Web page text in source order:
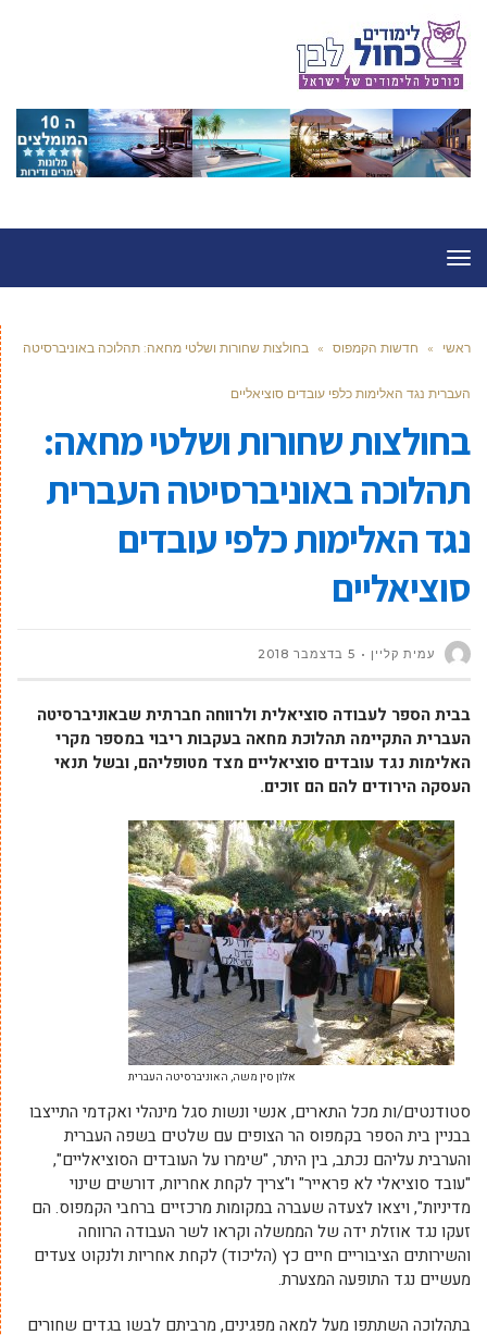
תפריט
ראשי » חדשות הקמפוס » בחולצות שחורות ושלטי מחאה: תהלוכה באוניברסיטה
העברית נגד האלימות כלפי עובדים סוציאליים
בחולצות שחורות ושלטי מחאה:
תהלוכה באוניברסיטה העברית
נגד האלימות כלפי עובדים
סוציאליים
עמית קליין 5 בדצמבר 2018
בבית הספר לעבודה סוציאלית ולרווחה חברתית שבאוניברסיטה
העברית התקיימה תהלוכת מחאה בעקבות ריבוי במספר מקרי
האלימות נגד עובדים סוציאליים מצד מטופליהם, ובשל תנאי
העסקה הירודים להם הם זוכים.
אלון סין משה, האוניברסיטה העברית
סטודנטים/ות מכל התארים, אנשי ונשות סגל מינהלי ואקדמי התייצבו
בבניין בית הספר בקמפוס הר הצופים עם שלטים בשפה העברית
והערבית עליהם נכתב, בין היתר, "שימרו על העובדים הסוציאליים",
"עובד סוציאלי לא פראייר" ו"צריך לקחת אחריות, דורשים שינוי
מדיניות", ויצאו לצעדה שעברה במקומות מרכזיים ברחבי הקמפוס. הם
זעקו נגד אוזלת ידה של הממשלה וקראו לשר העבודה הרווחה
והשירותים הציבוריים חיים כץ (הליכוד) לקחת אחריות ולנקוט צעדים
מעשיים נגד התופעה המצערת.
בתהלוכה השתתפו מעל למאה מפגינים, מרביתם לבשו בגדים שחורים